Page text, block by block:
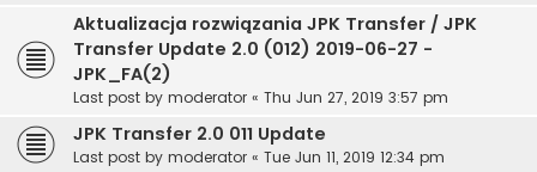
Aktualizacja rozwiązania JPK Transfer / JPK
Transfer Update 2.0 (012) 2019-06-27 -
JPK_FA(2)
Last post by moderator « Thu Jun 27, 2019 3:57 pm
JPK Transfer 2.0 011 Update
Last post by moderator « Tue Jun 11, 2019 12:34 pm